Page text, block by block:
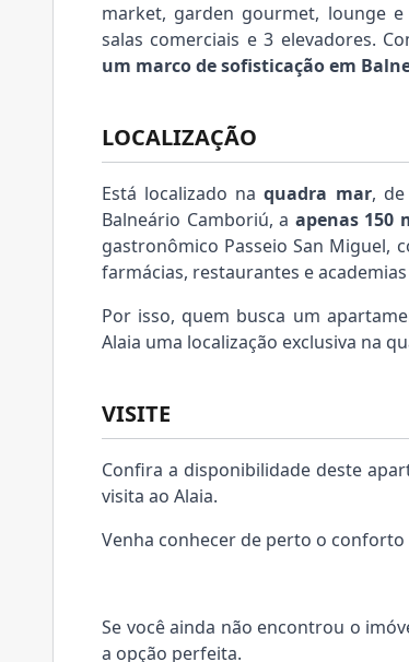
market, garden gourmet, lounge
salas comerciais e 3 elevadores.
um marco de sofisticação em
LOCALIZAÇÃO
Está localizado naquadra mar,
Balneário Camboriú, a apenas 150
gastronômico Passeio San Miguel,
farmácias, restaurantes e
Por isso, quem busca um
Alaia uma localização exclusiva na
VISITE
Confira a disponibilidade deste
visita ao Alaia.
Venha conhecer de perto o
Se você ainda não encontrou o
a opção perfeita.